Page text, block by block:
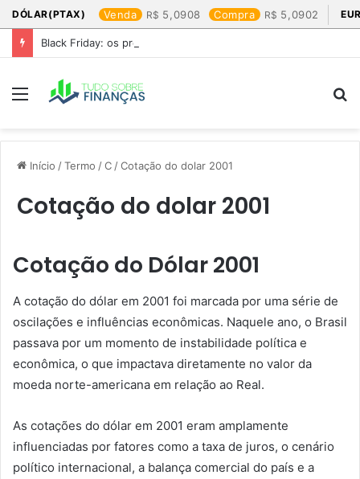
DÓLAR(PTAX) Venda 5,0908 Compra 5,0902
Black Friday: os produtos que mais valem a pena
Menu
Início /Termo /C /Cotação do dolar 2001​
Cotação do dolar 2001​
Cotação do Dólar 2001
A cotação do dólar em 2001 foi marcada por uma série de
oscilações e influências econômicas. Naquele ano, o Brasil
passava por um momento de instabilidade política e
econômica, o que impactava diretamente no valor da
moeda norte-americana em relação ao Real.
As cotações do dólar em 2001 eram amplamente
influenciadas por fatores como a taxa de juros, o cenário
político internacional, a balança comercial do país e a